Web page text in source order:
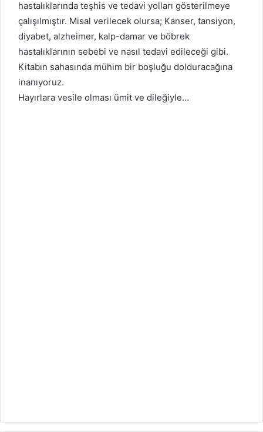
hastalıklarında teşhis ve tedavi yolları gösterilmeye
çalışılmıştır. Misal verilecek olursa; Kanser, tansiyon,
diyabet, alzheimer, kalp-damar ve böbrek
hastalıklarının sebebi ve nasıl tedavi edileceği gibi.
Kitabın sahasında mühim bir boşluğu dolduracağına
inanıyoruz.
Hayırlara vesile olması ümit ve dileğiyle…